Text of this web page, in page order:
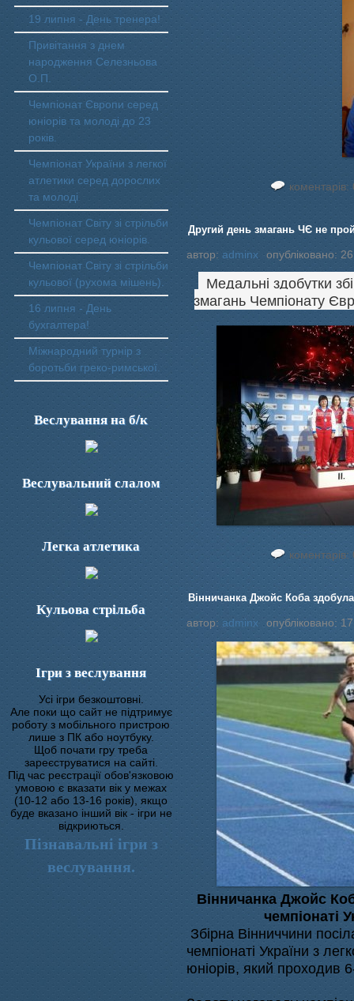
19 липня - День тренера!
Привітання з днем
народження Селезньова
О.П.
Чемпіонат Європи серед
юніорів та молоді до 23
років.
Чемпіонат України з легкої
атлетики серед дорослих
та молоді
Чемпіонат Світу зі стрільби
кульової серед юніорів.
Чемпіонат Світу зі стрільби
кульової (рухома мішень).
16 липня - День
бухгалтера!
Міжнародний турнір з
боротьби греко-римської.
Веслування на б/к
Веслувальний слалом
Легка атлетика
Кульова стрільба
Ігри з веслування
Усі ігри безкоштовні.
Але поки що сайт не підтримує
роботу з мобільного пристрою
лише з ПК або ноутбуку.
Щоб почати гру треба
зареєструватися на сайті.
Під час реєстрації обов'язковою
умовою є вказати вік у межах
(10-12 або 13-16 років), якщо
буде вказано інший вік - ігри не
відкриються.
Пізнавальні ігри з
веслування.
коментарів:
Другий день змагань ЧЄ не
автор: adminx опубліковано:
Медальні здобутки
змагань Чемпіонату
коментарів:
Вінничанка Джойс Коба
автор: adminx опубліковано:
Вінничанка Джойс
чемпіонаті
Збірна Вінниччини
чемпіонаті України з
юніорів, який проходив